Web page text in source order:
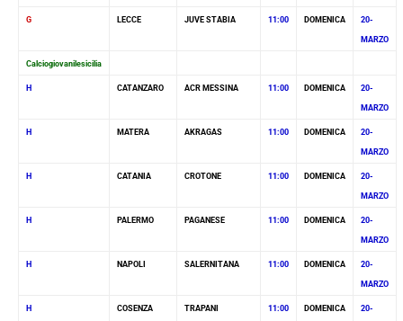
G LECCE JUVE STABIA 11:00 DOMENICA 20-
MARZO
Calciogiovanilesicilia
H CATANZARO ACR MESSINA 11:00 DOMENICA 20-
MARZO
H MATERA AKRAGAS 11:00 DOMENICA 20-
MARZO
H CATANIA CROTONE 11:00 DOMENICA 20-
MARZO
H PALERMO PAGANESE 11:00 DOMENICA 20-
MARZO
H NAPOLI SALERNITANA 11:00 DOMENICA 20-
MARZO
H COSENZA TRAPANI 11:00 DOMENICA 20-